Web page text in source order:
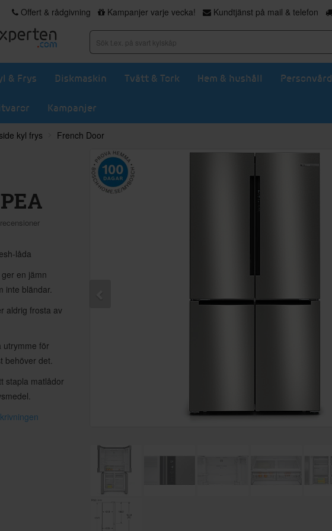
Offert & rådgivning Kampanjer varje vecka! Kundtjänst på mail & telefon
& Frys Diskmaskin Tvätt & Tork Hem & hushåll Personvård
Kampanjer
kyl frys French Door
låda
en jämn
inte bländar.
aldrig frosta av
utrymme för
behöver det.
stapla matlådor